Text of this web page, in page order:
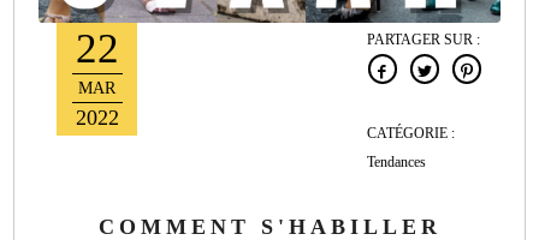
22
MAR
2022
PARTAGER SUR :
CATÉGORIE :
Tendances
COMMENT S'HABILLER